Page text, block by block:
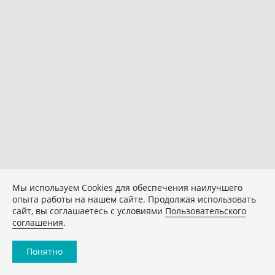
Мы используем Сookies для обеспечения наилучшего
опыта работы на нашем сайте. Продолжая использовать
сайт, вы соглашаетесь с условиями Пользовательского
соглашения.
Понятно